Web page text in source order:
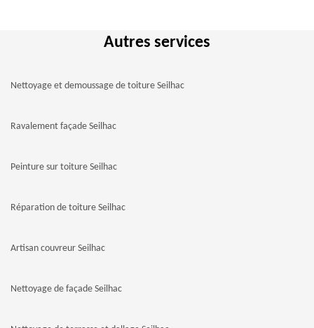
Autres services
Nettoyage et demoussage de toiture Seilhac
Ravalement façade Seilhac
Peinture sur toiture Seilhac
Réparation de toiture Seilhac
Artisan couvreur Seilhac
Nettoyage de façade Seilhac